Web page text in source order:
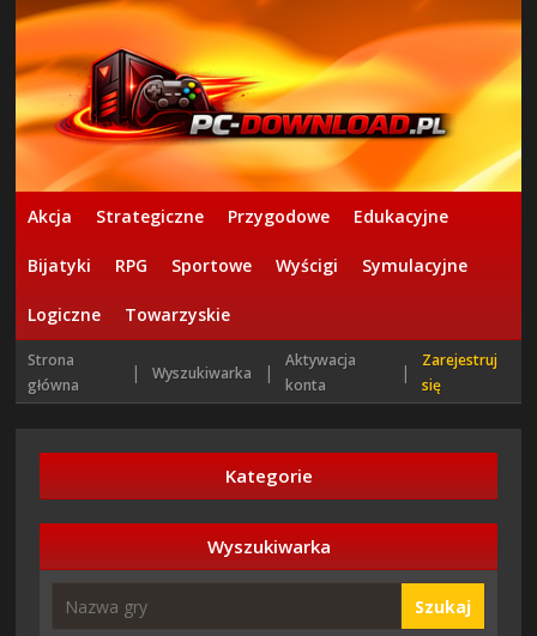
Akcja Strategiczne Przygodowe Edukacyjne
Bijatyki RPG Sportowe Wyścigi Symulacyjne
Logiczne Towarzyskie
Strona
główna
| Wyszukiwarka |
Aktywacja
konta
|
Zarejestruj
się
Kategorie
Wyszukiwarka
Szukaj